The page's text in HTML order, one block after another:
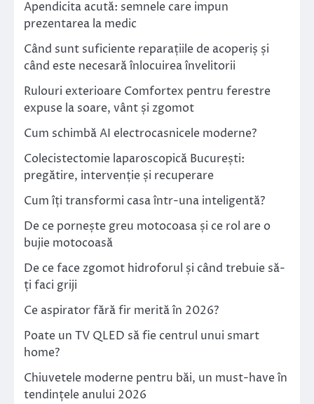
Apendicita acută: semnele care impun
prezentarea la medic
Când sunt suficiente reparațiile de acoperiș și
când este necesară înlocuirea învelitorii
Rulouri exterioare Comfortex pentru ferestre
expuse la soare, vânt și zgomot
Cum schimbă AI electrocasnicele moderne?
Colecistectomie laparoscopică București:
pregătire, intervenție și recuperare
Cum îți transformi casa într-una inteligentă?
De ce pornește greu motocoasa și ce rol are o
bujie motocoasă
De ce face zgomot hidroforul și când trebuie să-
ți faci griji
Ce aspirator fără fir merită în 2026?
Poate un TV QLED să fie centrul unui smart
home?
Chiuvetele moderne pentru băi, un must-have în
tendințele anului 2026